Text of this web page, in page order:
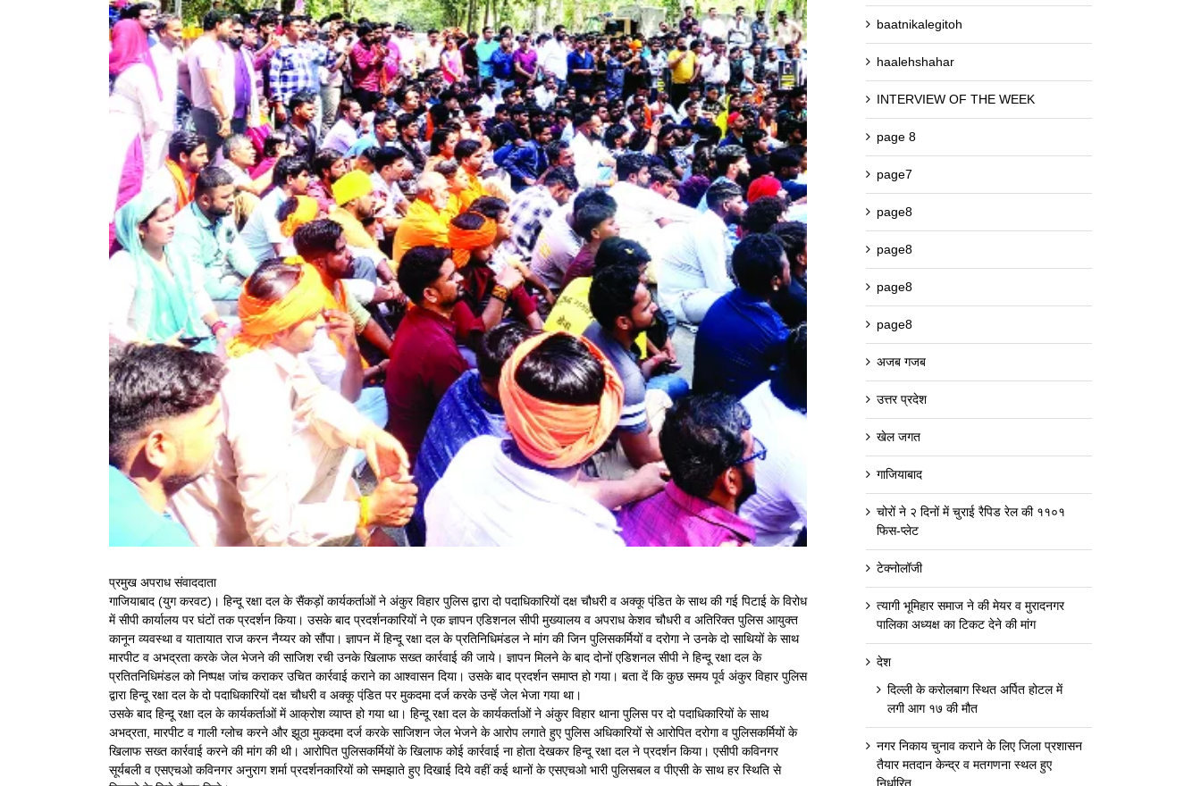
Image
प्रमुख अपराध संवाददाता
गाजियाबाद (युग करवट)। हिन्दू रक्षा दल के सैंकड़ों कार्यकर्ताओं ने अंकुर विहार पुलिस द्वारा दो पदाधिकारियों दक्ष चौधरी व अक्कू पंडि़त के साथ की गई पिटाई के विरोध
में सीपी कार्यालय पर घंटों तक प्रदर्शन किया। उसके बाद प्रदर्शनकारियों ने एक ज्ञापन एडिशनल सीपी मुख्यालय व अपराध केशव चौधरी व अतिरिक्त पुलिस आयुक्त
कानून व्यवस्था व यातायात राज करन नैय्यर को सौंपा। ज्ञापन में हिन्दू रक्षा दल के प्रतिनिधिमंडल ने मांग की जिन पुलिसकर्मियों व दरोगा ने उनके दो साथियों के साथ
मारपीट व अभद्रता करके जेल भेजने की साजिश रची उनके खिलाफ सख्त कार्रवाई की जाये। ज्ञापन मिलने के बाद दोनों एडिशनल सीपी ने हिन्दू रक्षा दल के
प्रतितनिधिमंडल को निष्पक्ष जांच कराकर उचित कार्रवाई कराने का आश्वासन दिया। उसके बाद प्रदर्शन समाप्त हो गया। बता दें कि कुछ समय पूर्व अंकुर विहार पुलिस
द्वारा हिन्दू रक्षा दल के दो पदाधिकारियों दक्ष चौधरी व अक्कू पंडि़त पर मुकदमा दर्ज करके उन्हें जेल भेजा गया था।
उसके बाद हिन्दू रक्षा दल के कार्यकर्ताओं में आक्रोश व्याप्त हो गया था। हिन्दू रक्षा दल के कार्यकर्ताओं ने अंकुर विहार थाना पुलिस पर दो पदाधिकारियों के साथ
अभद्रता, मारपीट व गाली ग्लोच करने और झूठा मुकदमा दर्ज करके साजिशन जेल भेजने के आरोप लगाते हुए पुलिस अधिकारियों से आरोपित दरोगा व पुलिसकर्मियों के
खिलाफ सख्त कार्रवाई करने की मांग की थी। आरोपित पुलिसकर्मियों के खिलाफ कोई कार्रवाई ना होता देखकर हिन्दू रक्षा दल ने प्रदर्शन किया। एसीपी कविनगर
सूर्यबली व एसएचओ कविनगर अनुराग शर्मा प्रदर्शनकारियों को समझाते हुए दिखाई दिये वहीं कई थानों के एसएचओ भारी पुलिसबल व पीएसी के साथ हर स्थिति से
baatnikalegitoh
haalehshahar
INTERVIEW OF THE WEEK
page 8
page7
page8
page8
page8
page8
अजब गजब
उत्तर प्रदेश
खेल जगत
गाजियाबाद
चोरों ने २ दिनों में चुराई रैपिड रेल की ११०१
फिस-प्लेट
टेक्नोलॉजी
त्यागी भूमिहार समाज ने की मेयर व मुरादनगर
पालिका अध्यक्ष का टिकट देने की मांग
देश
दिल्ली के करोलबाग स्थित अर्पित होटल में
लगी आग १७ की मौत
नगर निकाय चुनाव कराने के लिए जिला प्रशासन
तैयार मतदान केन्द्र व मतगणना स्थल हुए